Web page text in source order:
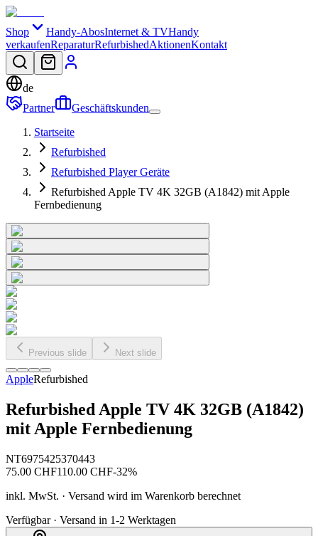
Shop Handy-AbosInternet & TVHandy
verkaufenReparaturRefurbishedAktionenKontakt
de
Partner
Geschäftskunden
Startseite
Refurbished
Refurbished Player Geräte
Refurbished Apple TV 4K 32GB (A1842) mit Apple
Fernbedienung
Previous slide Next slide
AppleRefurbished
Refurbished Apple TV 4K 32GB (A1842)
mit Apple Fernbedienung
NT6975425370443
75.00 CHF110.00 CHF-32%
inkl. MwSt. · Versand wird im Warenkorb berechnet
Verfügbar · Versand in 1-2 Werktagen